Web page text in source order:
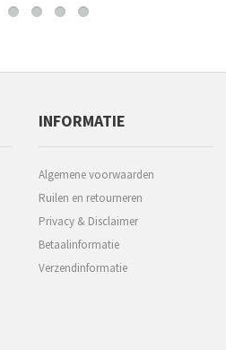
INFORMATIE
Algemene voorwaarden
Ruilen en retourneren
Privacy & Disclaimer
Betaalinformatie
Verzendinformatie